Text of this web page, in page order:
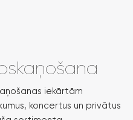
iekārtām
koncertus un privātus